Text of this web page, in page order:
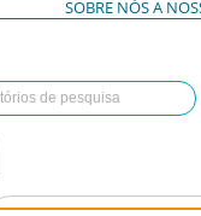
SOBRE NÓSA